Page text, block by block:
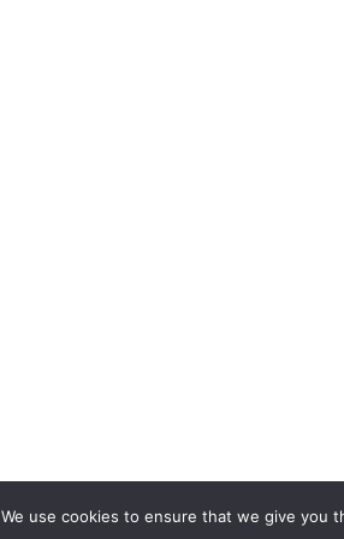
We use cookies to ensure that we give you